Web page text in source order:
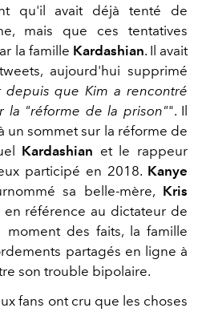
qu'il avait déjà tenté de
mais que ces tentatives
la famille Kardashian. Il avait
aujourd'hui supprimé
depuis que Kim a rencontré
la "réforme de la prison"". Il
un sommet sur la réforme de
Kardashian et le rappeur
participé en 2018. Kanye
sa belle-mère, Kris
en référence au dictateur de
des faits, la famille
partagés en ligne à
son trouble bipolaire.
fans ont cru que les choses